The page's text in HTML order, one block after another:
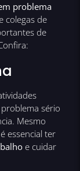
problema
colegas de
de
sério
Mesmo
essencial ter
e cuidar